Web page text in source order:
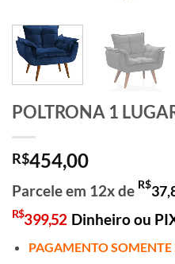
POLTRONA 1
R$454,00
Parcele em 12x de R$
R$399,52 Dinheiro ou
PAGAMENTO SOMENTE